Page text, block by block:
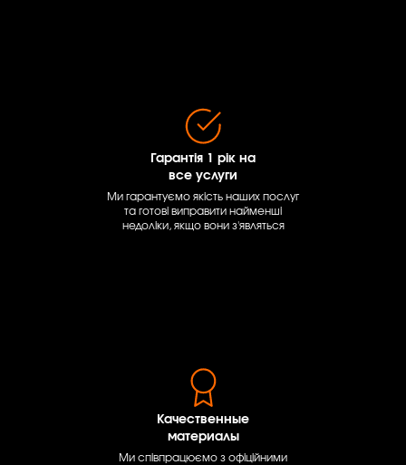
Гарантія 1 рік на
все услуги
Ми гарантуємо якість наших послуг
та готові виправити найменші
недоліки, якщо вони з'являться
Качественные
материалы
Ми співпрацюємо з офіційними